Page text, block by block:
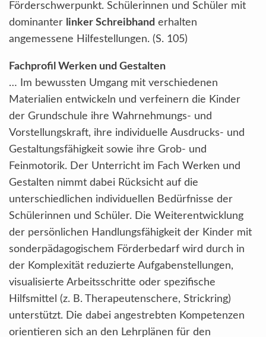
Förderschwerpunkt. Schülerinnen und Schüler mit
dominanter linker Schreibhand erhalten
angemessene Hilfestellungen. (S. 105)
Fachprofil Werken und Gestalten
… Im bewussten Umgang mit verschiedenen
Materialien entwickeln und verfeinern die Kinder
der Grundschule ihre Wahrnehmungs- und
Vorstellungskraft, ihre individuelle Ausdrucks- und
Gestaltungsfähigkeit sowie ihre Grob- und
Feinmotorik. Der Unterricht im Fach Werken und
Gestalten nimmt dabei Rücksicht auf die
unterschiedlichen individuellen Bedürfnisse der
Schülerinnen und Schüler. Die Weiterentwicklung
der persönlichen Handlungsfähigkeit der Kinder mit
sonderpädagogischem Förderbedarf wird durch in
der Komplexität reduzierte Aufgabenstellungen,
visualisierte Arbeitsschritte oder spezifische
Hilfsmittel (z. B. Therapeutenschere, Strickring)
unterstützt. Die dabei angestrebten Kompetenzen
orientieren sich an den Lehrplänen für den